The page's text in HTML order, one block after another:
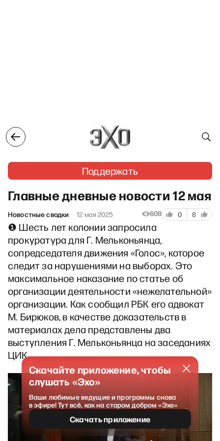
Поддержать
Главные дневные новости 12 мая
Новостные сводки 12 мая 2025 608 0 8
❶ Шесть лет колонии запросила
прокуратура для Г. Мельконьянца,
сопредседателя движения «Голос», которое
следит за нарушениями на выборах. Это
максимальное наказание по статье об
организации деятельности «нежелательной»
организации. Как сообщил РБК его адвокат
М. Бирюков, в качестве доказательств в
материалах дела представлены два
выступления Г. Мельконьянца на заседаниях
ЦИК.
Скачайте приложение, чтобы
слушать «Эхо»
Ваши любимые ведущие и программы снова
в эфире! Тут всё, как на старом добром «Эхе»
Скачать приложение